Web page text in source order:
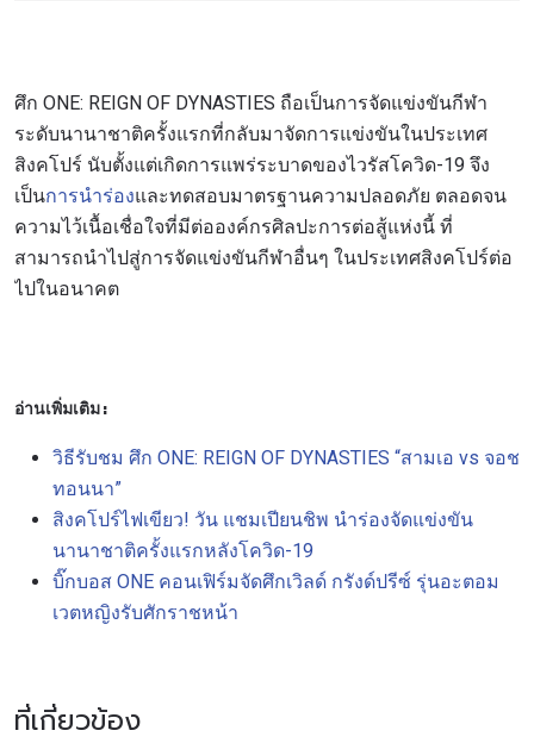
ศึก ONE: REIGN OF DYNASTIES ถือเป็นการจัดแข่งขันกีฬา
ระดับนานาชาติครั้งแรกที่กลับมาจัดการแข่งขันในประเทศ
สิงคโปร์ นับตั้งแต่เกิดการแพร่ระบาดของไวรัสโควิด-19 จึง
เป็นการนำร่องและทดสอบมาตรฐานความปลอดภัย ตลอดจน
ความไว้เนื้อเชื่อใจที่มีต่อองค์กรศิลปะการต่อสู้แห่งนี้ ที่
สามารถนำไปสู่การจัดแข่งขันกีฬาอื่นๆ ในประเทศสิงคโปร์ต่อ
ไปในอนาคต
อ่านเพิ่มเติม:
วิธีรับชม ศึก ONE: REIGN OF DYNASTIES “สามเอ vs จอช
ทอนนา”
สิงคโปร์ไฟเขียว! วัน แชมเปียนชิพ นำร่องจัดแข่งขัน
นานาชาติครั้งแรกหลังโควิด-19
บิ๊กบอส ONE คอนเฟิร์มจัดศึกเวิลด์ กรังด์ปรีซ์ รุ่นอะตอม
เวตหญิงรับศักราชหน้า
ที่เกี่ยวข้อง